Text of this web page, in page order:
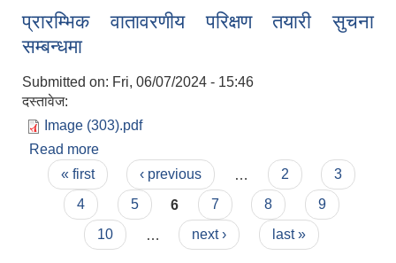
प्रारम्भिक वातावरणीय परिक्षण तयारी सुचना
सम्बन्धमा
Submitted on: Fri, 06/07/2024 - 15:46
दस्तावेज:
Image (303).pdf
Read more
सम्बन्धमा
Pages
« first ‹ previous 2
3
4
5 6 7 8
9
10
next › last »